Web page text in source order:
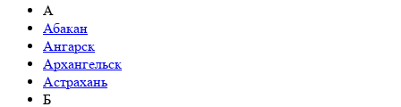
А
Абакан
Ангарск
Архангельск
Астрахань
Б